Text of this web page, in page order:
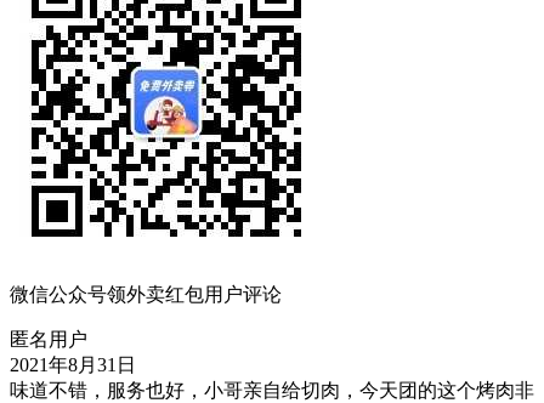
微信公众号领外卖红包用户评论
匿名用户
2021年8月31日
味道不错，服务也好，小哥亲自给切肉，今天团的这个烤肉非